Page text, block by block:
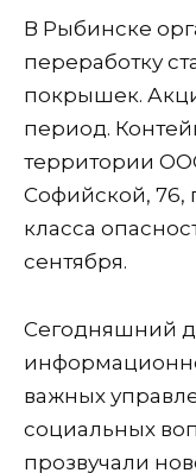
В Рыбинске
переработку
покрышек.
период.
территории
Софийской, 76,
класса
сентября.
Сегодняшний
важных
социальных
прозвучали